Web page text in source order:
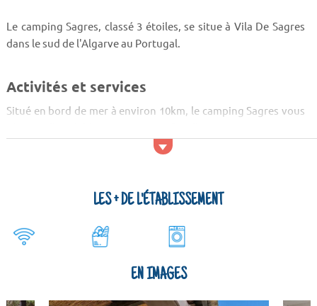
Le camping Sagres, classé 3 étoiles, se situe à Vila De Sagres
dans le sud de l'Algarve au Portugal.
Activités et services
Situé en bord de mer à environ 10km, le camping Sagres vous
aquatique, baignade à la plage...vous adorerez votre séjour !
LES + DE L'ÉTABLISSEMENT
EN IMAGES